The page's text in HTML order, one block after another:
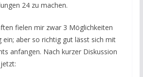
24 zu machen.
fielen mir zwar 3 Möglichkeiten
ein; aber so richtig gut lässt sich mit
anfangen. Nach kurzer Diskussion